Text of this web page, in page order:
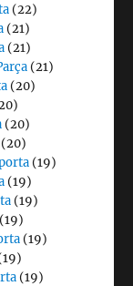
(22)
(21)
(21)
(21)
(20)
(20)
(20)
(19)
(19)
(19)
(19)
(19)
(19)